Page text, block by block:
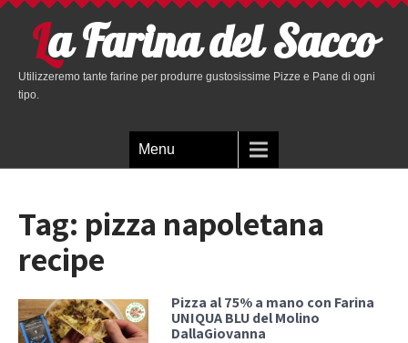
La Farina del Sacco
Utilizzeremo tante farine per produrre gustosissime Pizze e Pane di ogni
tipo.
Menu
Tag: pizza napoletana
recipe
Pizza al 75% a mano con Farina
UNIQUA BLU del Molino
DallaGiovanna